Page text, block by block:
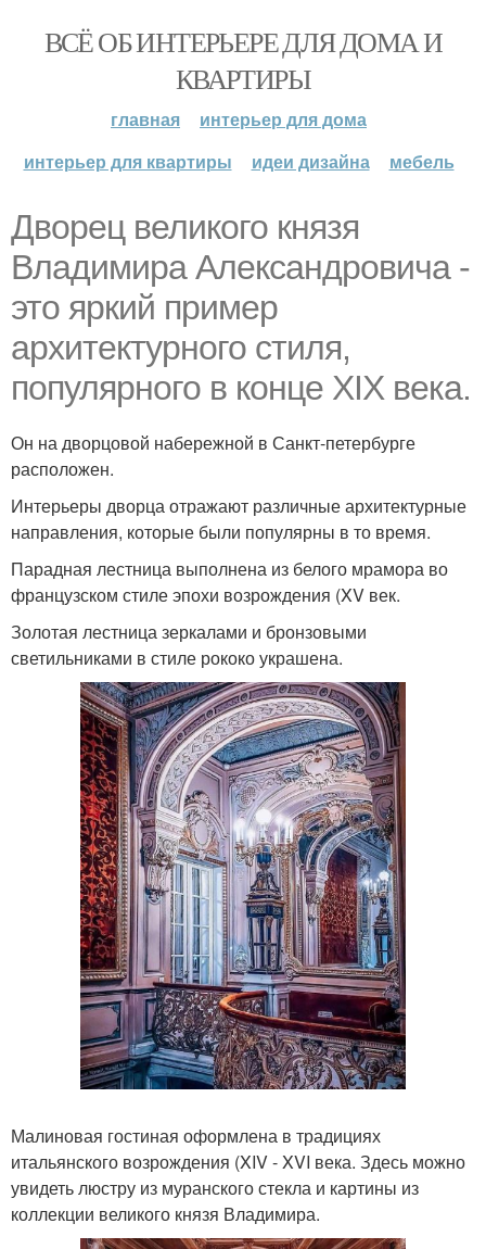
ВСЁ ОБ ИНТЕРЬЕРЕ ДЛЯ ДОМА И
КВАРТИРЫ
главная
интерьер для дома
интерьер для квартиры
идеи дизайна мебель
Дворец великого князя
Владимира Александровича -
это яркий пример
архитектурного стиля,
популярного в конце XIX века.
Он на дворцовой набережной в Санкт-петербурге
расположен.
Интерьеры дворца отражают различные архитектурные
направления, которые были популярны в то время.
Парадная лестница выполнена из белого мрамора во
французском стиле эпохи возрождения (XV век.
Золотая лестница зеркалами и бронзовыми
светильниками в стиле рококо украшена.
Малиновая гостиная оформлена в традициях
итальянского возрождения (XIV - XVI века. Здесь можно
увидеть люстру из муранского стекла и картины из
коллекции великого князя Владимира.